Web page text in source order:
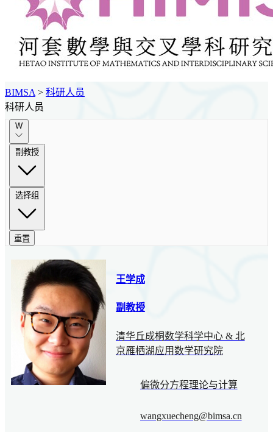
BIMSA > 科研人员
科研人员
W
副教授
选择组
重置
王学成
副教授
清华丘成桐数学科学中心 & 北
京雁栖湖应用数学研究院
偏微分方程理论与计算
wangxuecheng@bimsa.cn